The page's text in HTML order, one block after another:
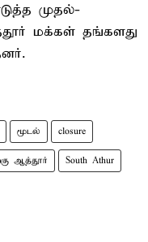
முதல்-
மக்கள் தங்களது
மூடல் closure
ஆத்தூர் South Athur